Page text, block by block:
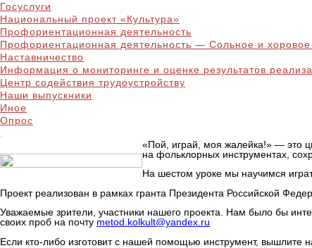
Госуслуги
Национальный проект «Культура»
Профориентационная деятельность
Профориентационная деятельность — Сольное и
Наставничество
Информация о мониторинге и оценке результатов
Центр содействия трудоустройству
Наши выпускники
Иное
Опрос
«Пой, играй, моя жалейка!» — это
на фольклорных инструментах,
На шестом уроке мы научимся
Проект реализован в рамках гранта Президента Российской
Уважаемые зрители, участники нашего проекта. Нам было бы
своих проб на почту metod.kolkult@yandex.ru
Если кто-либо изготовит с нашей помощью инструмент, вышлите